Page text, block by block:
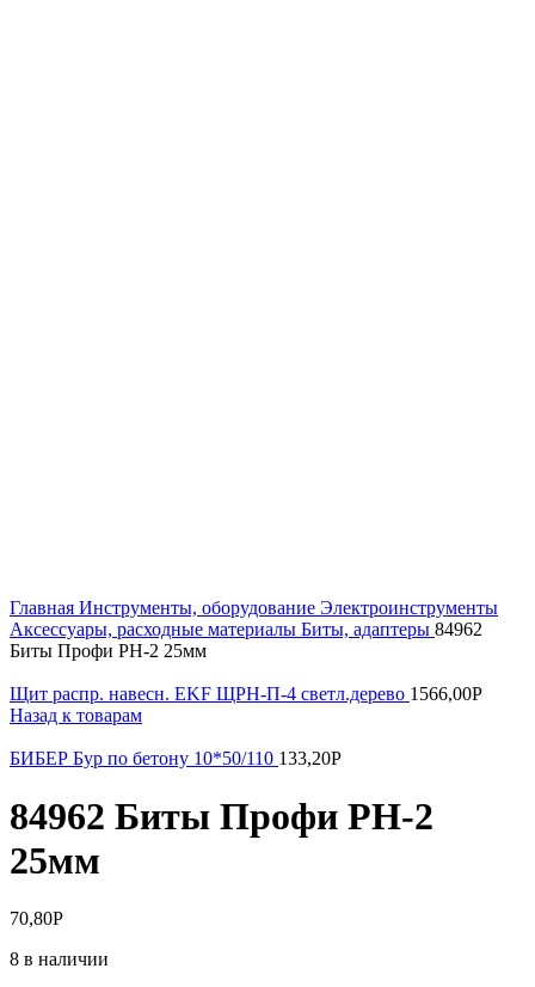
Главная Инструменты, оборудование Электроинструменты
Аксессуары, расходные материалы Биты, адаптеры 84962
Биты Профи РН-2 25мм
Щит распр. навесн. EKF ЩРН-П-4 светл.дерево 1566,00Р
Назад к товарам
БИБЕР Бур по бетону 10*50/110 133,20Р
84962 Биты Профи РН-2
25мм
70,80Р
8 в наличии